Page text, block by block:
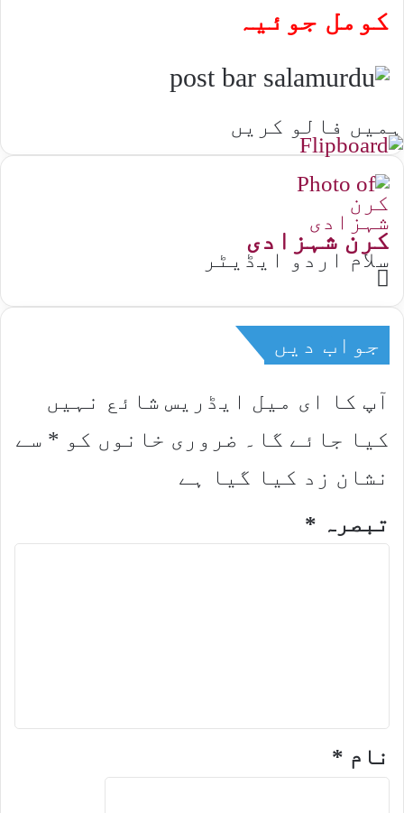
کومل جوئیہ
ہمیں فالو کریں
کرن شہزادی
سلام اردو ایڈیٹر
Website
جواب دیں
آپ کا ای میل ایڈریس شائع نہیں
کیا جائے گا۔
ضروری خانوں کو * سے
نشان زد کیا گیا ہے
تبصرہ *
نام *